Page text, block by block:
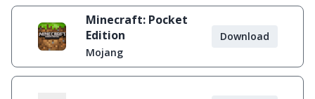
Minecraft: Pocket
Edition
Mojang
Download